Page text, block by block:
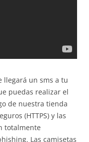
llegará un sms a tu
puedas realizar el
de nuestra tienda
(HTTPS) y las
totalmente
Las camisetas